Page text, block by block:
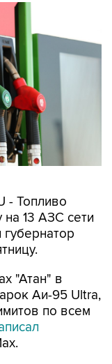
- Топливо
13 АЗС сети
"Атан" в
Аи-95 Ultra,
по всем